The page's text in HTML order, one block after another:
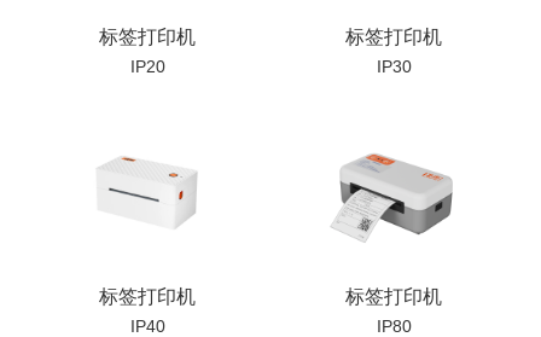
标签打印机
IP20
标签打印机
IP30
标签打印机
IP40
标签打印机
IP80